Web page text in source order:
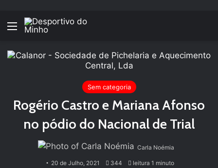
Menu
Sem categoria
Rogério Castro e Mariana Afonso
no pódio do Nacional de Trial
Carla Noémia
20 de Julho, 2021 344 leitura 1 minuto